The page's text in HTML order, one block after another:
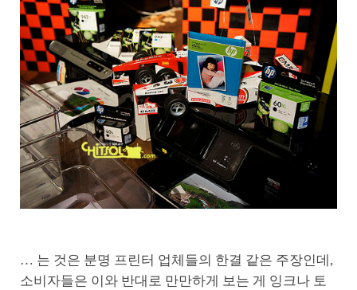
… 는 것은 분명 프린터 업체들의 한결 같은 주장인데,
소비자들은 이와 반대로 만만하게 보는 게 잉크나 토